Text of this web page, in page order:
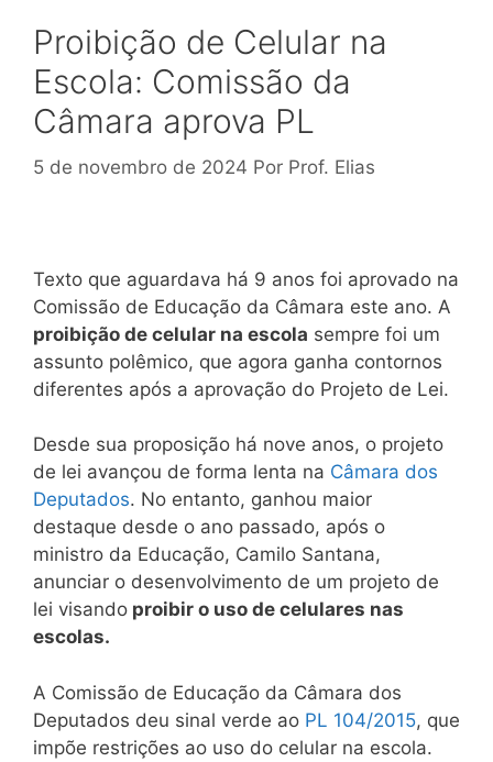
Proibição de Celular na
Escola: Comissão da
Câmara aprova PL
5 de novembro de 2024 Por Prof. Elias
Texto que aguardava há 9 anos foi aprovado na
Comissão de Educação da Câmara este ano. A
proibição de celular na escola sempre foi um
assunto polêmico, que agora ganha contornos
diferentes após a aprovação do Projeto de Lei.
Desde sua proposição há nove anos, o projeto
de lei avançou de forma lenta na Câmara dos
Deputados. No entanto, ganhou maior
destaque desde o ano passado, após o
ministro da Educação, Camilo Santana,
anunciar o desenvolvimento de um projeto de
lei visando proibir o uso de celulares nas
escolas.
A Comissão de Educação da Câmara dos
Deputados deu sinal verde ao PL 104/2015, que
impõe restrições ao uso do celular na escola.